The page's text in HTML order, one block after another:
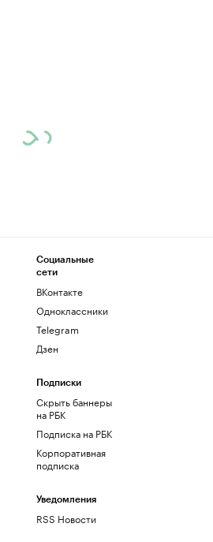
Социальные
сети
ВКонтакте
Одноклассники
Telegram
Дзен
Подписки
Скрыть баннеры
на РБК
Подписка на РБК
Корпоративная
подписка
Уведомления
RSS Новости